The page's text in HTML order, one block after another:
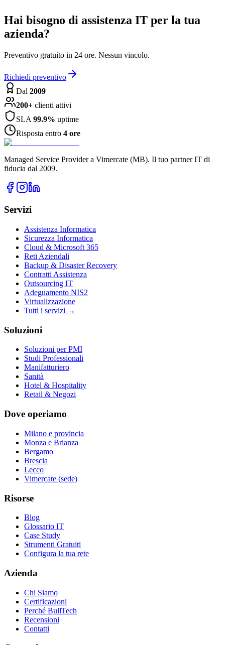
Hai bisogno di assistenza IT per la tua
azienda?
Preventivo gratuito in 24 ore. Nessun vincolo.
Richiedi preventivo
Dal 2009
200+ clienti attivi
SLA 99.9% uptime
Risposta entro 4 ore
Managed Service Provider a Vimercate (MB). Il tuo partner IT di
fiducia dal 2009.
Servizi
Assistenza Informatica
Sicurezza Informatica
Cloud & Microsoft 365
Reti Aziendali
Backup & Disaster Recovery
Contratti Assistenza
Outsourcing IT
Adeguamento NIS2
Virtualizzazione
Tutti i servizi →
Soluzioni
Soluzioni per PMI
Studi Professionali
Manifatturiero
Sanità
Hotel & Hospitality
Retail & Negozi
Dove operiamo
Milano e provincia
Monza e Brianza
Bergamo
Brescia
Lecco
Vimercate (sede)
Risorse
Blog
Glossario IT
Case Study
Strumenti Gratuiti
Configura la tua rete
Azienda
Chi Siamo
Certificazioni
Perché BullTech
Recensioni
Contatti